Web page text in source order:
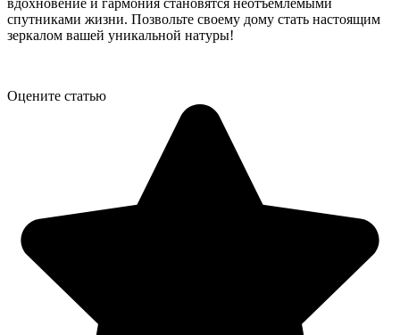
вдохновение и гармония становятся неотъемлемыми
спутниками жизни. Позвольте своему дому стать настоящим
зеркалом вашей уникальной натуры!
Оцените статью